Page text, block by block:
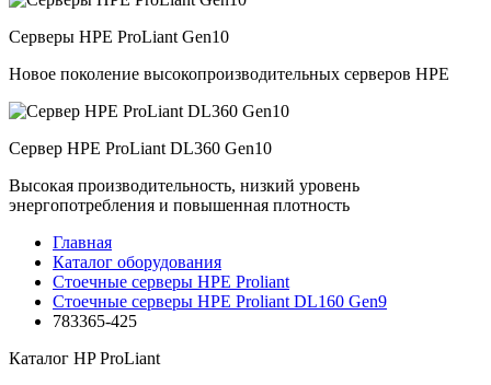
Серверы HPE ProLiant Gen10
Новое поколение высокопроизводительных серверов HPE
Сервер HPE ProLiant DL360 Gen10
Высокая производительность, низкий уровень
энергопотребления и повышенная плотность
Главная
Каталог оборудования
Стоечные серверы HPE Proliant
Стоечные серверы HPE Proliant DL160 Gen9
783365-425
Каталог HP ProLiant